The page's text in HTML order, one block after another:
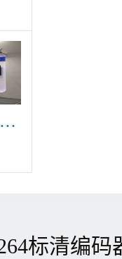
高斯贝尔产品线全面扩展，众多新产品亮相CommunicAsia 2019
标清编码